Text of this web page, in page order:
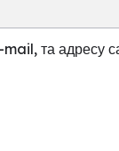
та адресу